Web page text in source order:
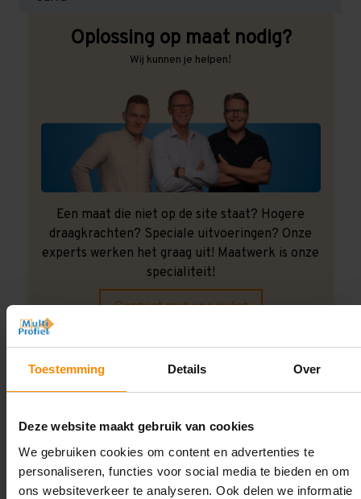
Toestemming Details Over
Deze website maakt gebruik van cookies
We gebruiken cookies om content en advertenties te
personaliseren, functies voor social media te bieden en om
ons websiteverkeer te analyseren. Ook delen we informatie
Oplossing op maat nodig?
Wij kunnen je helpen!
Een maat die niet op de site staat? Hogere
draagkrachten? Speciale uitvoeringen? Onze
experts werken het graag uit! Maatwerk is onze
specialiteit!
Contact met specialist
Montage uitbesteden?